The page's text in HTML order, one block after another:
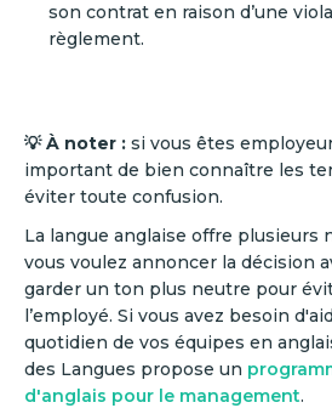
son contrat en raison d’une
règlement.
💡 À noter : si vous êtes
important de bien connaître les
éviter toute confusion.
La langue anglaise offre plusieurs
vous voulez annoncer la décision
garder un ton plus neutre pour
l’employé. Si vous avez besoin
quotidien de vos équipes en
des Langues propose un
d'anglais pour le management.